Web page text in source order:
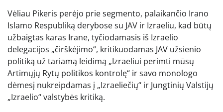
Vėliau Pikeris perėjo prie segmento, palaikančio Irano
Islamo Respubliką derybose su JAV ir Izraeliu, kad būtų
užbaigtas karas Irane, tyčiodamasis iš Izraelio
delegacijos „čirškėjimo“, kritikuodamas JAV užsienio
politiką už tariamą leidimą „Izraeliui perimti mūsų
Artimųjų Rytų politikos kontrolę“ ir savo monologo
dėmesį nukreipdamas į „Izraeliečių“ ir Jungtinių Valstijų
„Izraelio“ valstybės kritiką.